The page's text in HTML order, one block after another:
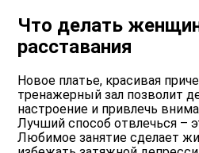
Что делать
расставания
Новое платье, красивая
тренажерный зал позволит
настроение и привлечь
Лучший способ отвлечься –
Любимое занятие сделает